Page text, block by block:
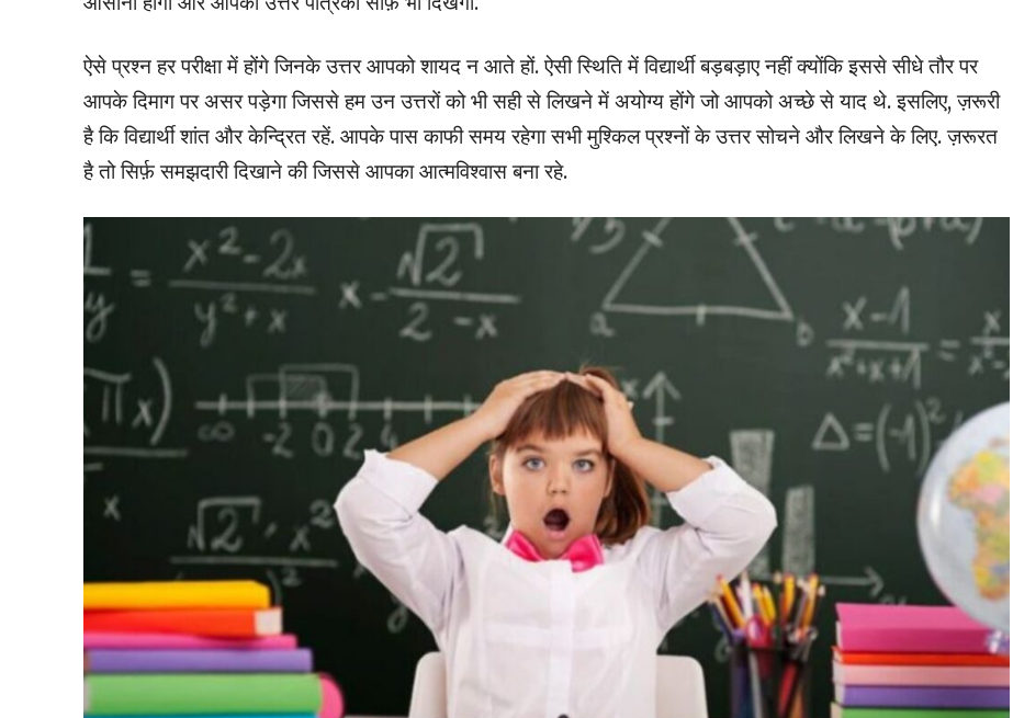
ऐसे प्रश्न हर परीक्षा में होंगे जिनके उत्तर आपको शायद न आते हों. ऐसी स्थिति में विद्यार्थी बड़बड़ाए नहीं क्योंकि इससे सीधे तौर पर
आपके दिमाग पर असर पड़ेगा जिससे हम उन उत्तरों को भी सही से लिखने में अयोग्य होंगे जो आपको अच्छे से याद थे. इसलिए, ज़रूरी
है कि विद्यार्थी शांत और केन्द्रित रहें. आपके पास काफी समय रहेगा सभी मुश्किल प्रश्नों के उत्तर सोचने और लिखने के लिए. ज़रूरत
है तो सिर्फ़ समझदारी दिखाने की जिससे आपका आत्मविश्वास बना रहे.